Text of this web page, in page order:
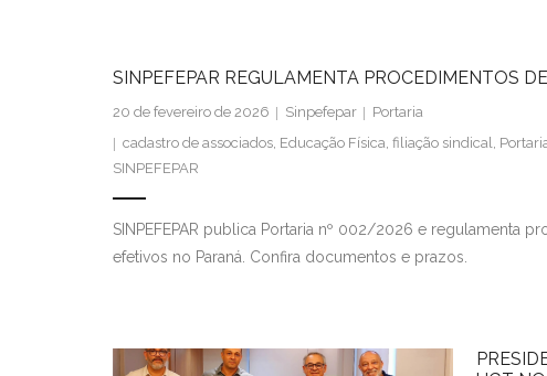
SINPEFEPAR REGULAMENTA PROCEDIMENTOS
20 de fevereiro de 2026 Sinpefepar
Portaria
cadastro de associados Educação Física filiação sindical
SINPEFEPAR
SINPEFEPAR publica Portaria nº 002/2026 e regulamenta
efetivos no Paraná. Confira documentos e prazos.